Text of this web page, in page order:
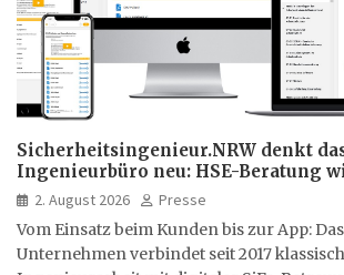
Sicherheitsingenieur.NRW denkt
Ingenieurbüro neu: HSE-Beratung
hybrid und multimedial
2. August 2026
Presse
Vom Einsatz beim Kunden bis zur App:
Unternehmen verbindet seit 2017